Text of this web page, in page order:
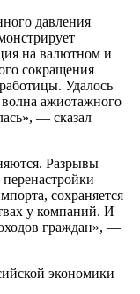
давления
на валютном и
сокращения
Удалось
ажиотажного
— сказал
Разрывы
сохраняется
у компаний. И
граждан», —
экономики